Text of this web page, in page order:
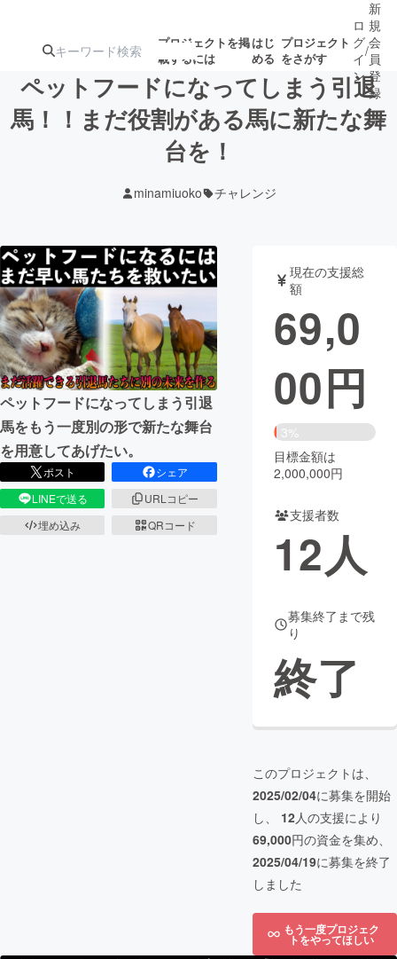
プロジェクトを掲
載するには
はじ
める
プロジェクト
をさがす
注目の新着プロ
募集終了が近いプ
テクノロジー・ガジェット
映像・映画 書籍・雑誌
ビジネス・起業 チャレンジ
まちづくり・地域活性化
CAMPFIRE for Social Good CAMPFIRE Creation
CAMPFIREふるさと納税
コミュニティ
ロ
グ
イ
ン
/
新
規
会
員
登
録
ペットフードになってしまう引退
馬！！まだ役割がある馬に新たな舞
台を！
minamiuoko チャレンジ
ペットフードになってしまう引退
馬をもう一度別の形で新たな舞台
を用意してあげたい。
ポスト
シェア
LINEで送る
URLコピー
埋め込み
QRコード
現在の支援総
額
69,0
00円
3%
目標金額は
2,000,000円
支援者数
12人
募集終了まで残
り
終了
このプロジェクトは、
2025/02/04に募集を開始
し、 12人の支援により
69,000円の資金を集め、
2025/04/19に募集を終了
しました
もう一度プロジェク
トをやってほしい